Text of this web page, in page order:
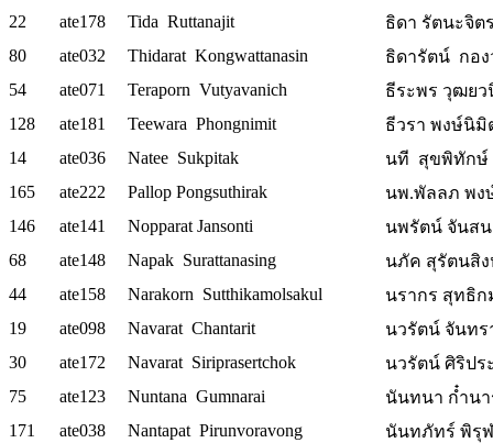
22
ate178 Tida Ruttanajit
ธิดา รัตนะจิต
80
ate032 Thidarat Kongwattanasin
ธิดารัตน์ กอ
54
ate071 Teraporn Vutyavanich
ธีระพร วุฒย
128
ate181 Teewara Phongnimit
ธีวรา พงษ์นิมิ
14
ate036 Natee Sukpitak
นที สุขพิทักษ์
165
ate222 Pallop Pongsuthirak
นพ.พัลลภ พง
146
ate141 Nopparat Jansonti
นพรัตน์ จันส
68
ate148 Napak Surattanasing
นภัค สุรัตนสิง
44
ate158 Narakorn Sutthikamolsakul
นรากร สุทธิก
19
ate098 Navarat Chantarit
นวรัตน์ จันทร
30
ate172 Navarat Siriprasertchok
นวรัตน์ ศิริปร
75
ate123 Nuntana Gumnarai
นันทนา ก๋ำน
171
ate038 Nantapat Pirunvoravong
นันทภัทร์ พิรุ